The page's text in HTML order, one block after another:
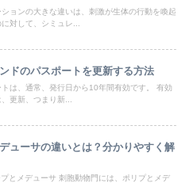
ョンの大きな違いは、刺激が生体の行動を喚起
対して、シミュレ...
ドのパスポートを更新する方法
は、通常、発行日から10年間有効です。 有効
更新、つまり新...
ューサの違いとは？分かりやすく解
とメデューサ 刺胞動物門には、ポリプとメデ